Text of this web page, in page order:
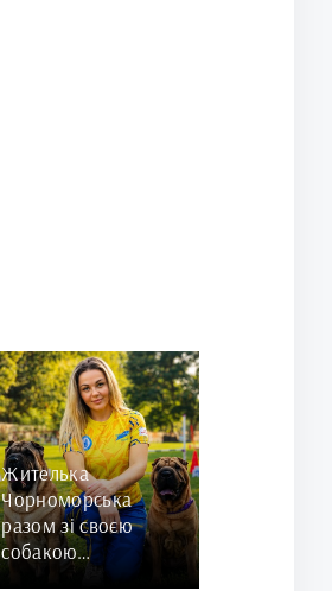
Жителька
Чорноморська
разом зі своєю
собакою
представить